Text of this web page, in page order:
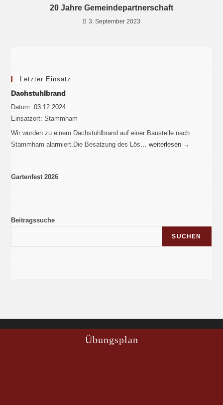
20 Jahre Gemeindepartnerschaft
3. September 2023
Letzter Einsatz
Dachstuhlbrand
Datum:03.12.2024
Einsatzort: Stammham
Wir wurden zu einem Dachstuhlbrand auf einer Baustelle nach
Stammham alarmiert.Die Besatzung des Lös…weiterlesen →
Gartenfest 2026
Beitragssuche
SUCHEN
Übungsplan